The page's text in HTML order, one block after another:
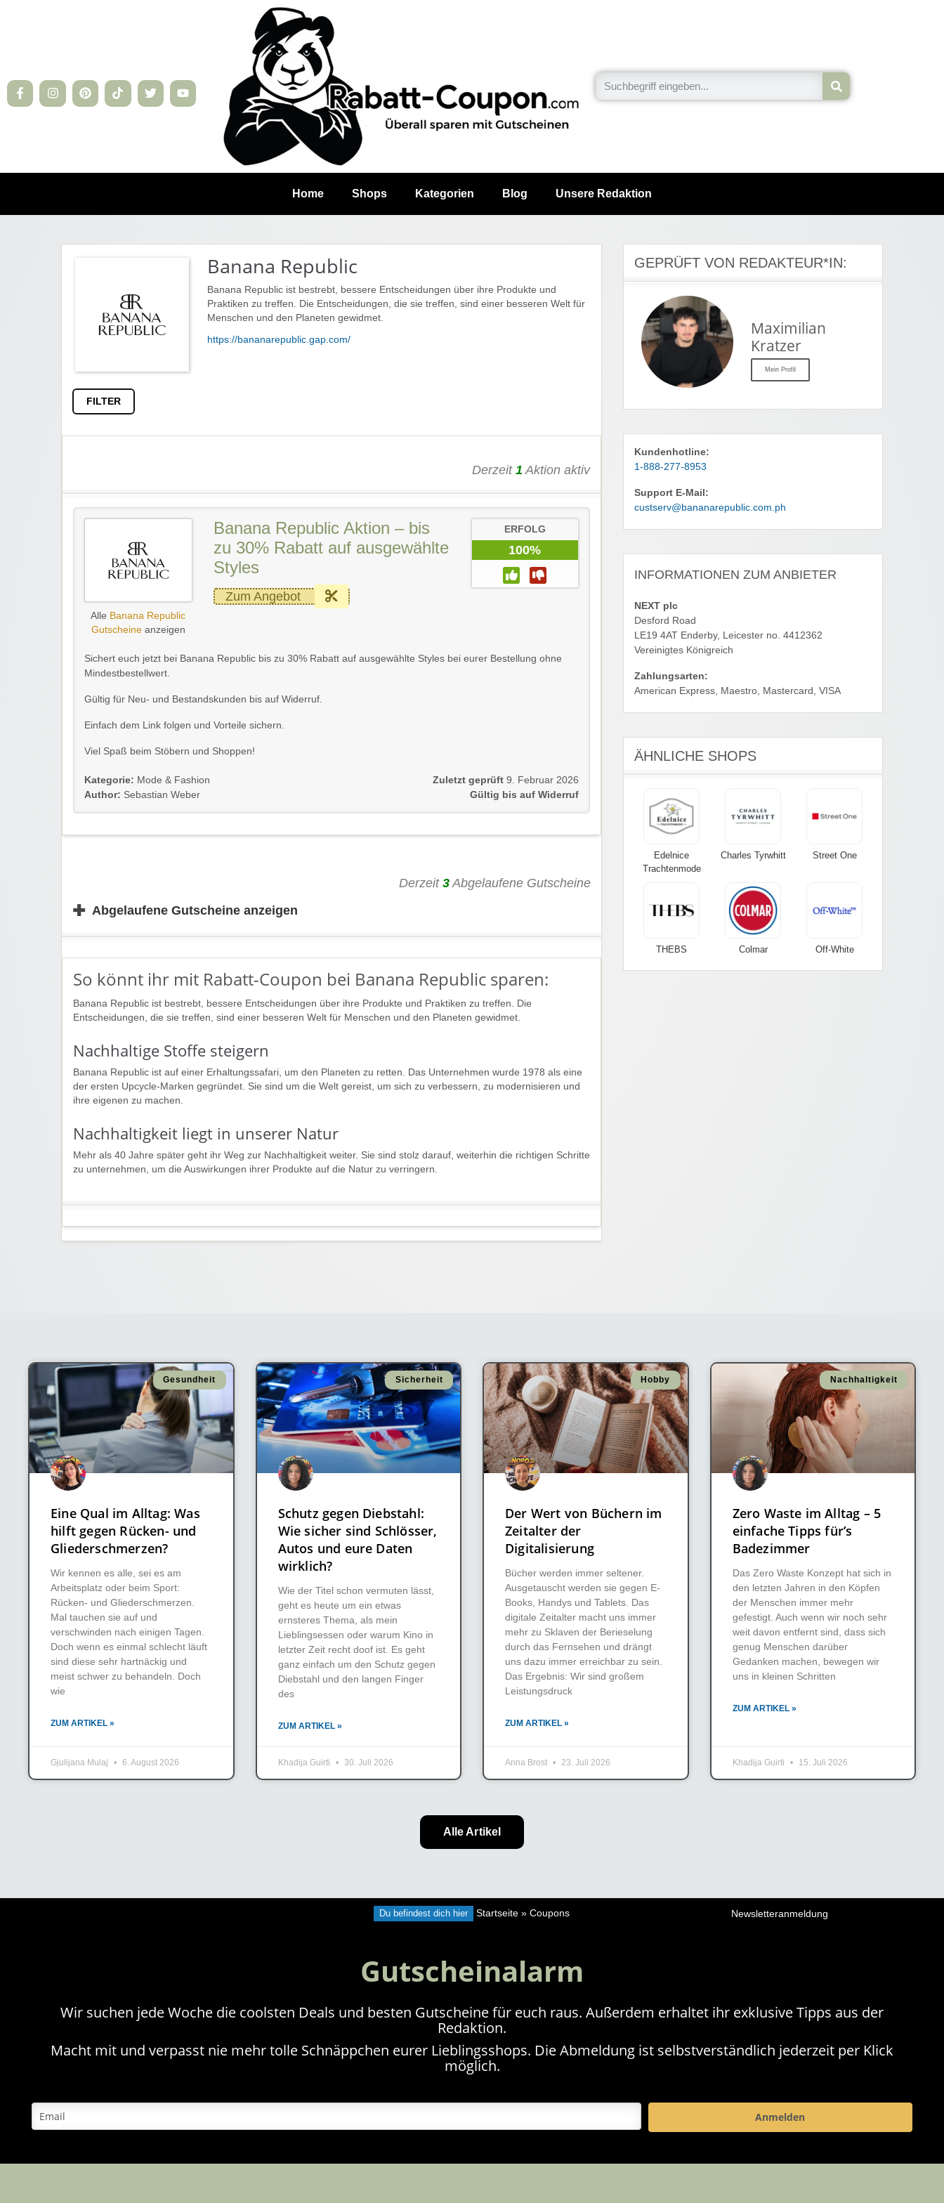
Home Shops Kategorien Blog Unsere Redaktion
Banana Republic
Banana Republic ist bestrebt, bessere Entscheidungen über ihre Produkte und
Praktiken zu treffen. Die Entscheidungen, die sie treffen, sind einer besseren Welt für
Menschen und den Planeten gewidmet.
https://bananarepublic.gap.com/
FILTER
Derzeit 1 Aktion aktiv
Alle Banana Republic
Gutscheineanzeigen
Banana Republic Aktion – bis
zu 30% Rabatt auf ausgewählte
Styles
Zum Angebot
ERFOLG
100%
Sichert euch jetzt bei Banana Republic bis zu 30% Rabatt auf ausgewählte Styles bei eurer Bestellung ohne
Mindestbestellwert.
Gültig für Neu- und Bestandskunden bis auf Widerruf.
Einfach dem Link folgen und Vorteile sichern.
Viel Spaß beim Stöbern und Shoppen!
Kategorie: Mode & Fashion
Author: Sebastian Weber
Zuletzt geprüft 9. Februar 2026
Gültig bis auf Widerruf
Derzeit 3Abgelaufene Gutscheine
✚ Abgelaufene Gutscheine anzeigen
So könnt ihr mit Rabatt-Coupon bei Banana Republic sparen:
Banana Republic ist bestrebt, bessere Entscheidungen über ihre Produkte und Praktiken zu treffen. Die
Entscheidungen, die sie treffen, sind einer besseren Welt für Menschen und den Planeten gewidmet.
Nachhaltige Stoffe steigern
Banana Republic ist auf einer Erhaltungssafari, um den Planeten zu retten. Das Unternehmen wurde 1978 als eine
der ersten Upcycle-Marken gegründet. Sie sind um die Welt gereist, um sich zu verbessern, zu modernisieren und
ihre eigenen zu machen.
Nachhaltigkeit liegt in unserer Natur
Mehr als 40 Jahre später geht ihr Weg zur Nachhaltigkeit weiter. Sie sind stolz darauf, weiterhin die richtigen Schritte
zu unternehmen, um die Auswirkungen ihrer Produkte auf die Natur zu verringern.
GEPRÜFT VON REDAKTEUR*IN:
Maximilian
Kratzer
Mein Profil
Kundenhotline:
1-888-277-8953
Support E-Mail:
custserv@bananarepublic.com.ph
INFORMATIONEN ZUM ANBIETER
NEXT plc
Desford Road
LE19 4AT Enderby, Leicester no. 4412362
Vereinigtes Königreich
Zahlungsarten:
American Express, Maestro, Mastercard, VISA
ÄHNLICHE SHOPS
Edelnice
Trachtenmode
Charles Tyrwhitt Street One
THEBS Colmar Off-White
Gesundheit
Eine Qual im Alltag: Was
hilft gegen Rücken- und
Gliederschmerzen?
Wir kennen es alle, sei es am
Arbeitsplatz oder beim Sport:
Rücken- und Gliederschmerzen.
Mal tauchen sie auf und
verschwinden nach einigen Tagen.
Doch wenn es einmal schlecht läuft
sind diese sehr hartnäckig und
meist schwer zu behandeln. Doch
wie
ZUM ARTIKEL »
Gjulijana Mulaj 6. August 2026
Sicherheit
Schutz gegen Diebstahl:
Wie sicher sind Schlösser,
Autos und eure Daten
wirklich?
Wie der Titel schon vermuten lässt,
geht es heute um ein etwas
ernsteres Thema, als mein
Lieblingsessen oder warum Kino in
letzter Zeit recht doof ist. Es geht
ganz einfach um den Schutz gegen
Diebstahl und den langen Finger
des
ZUM ARTIKEL »
Khadija Guirti 30. Juli 2026
Hobby
Der Wert von Büchern im
Zeitalter der
Digitalisierung
Bücher werden immer seltener.
Ausgetauscht werden sie gegen E-
Books, Handys und Tablets. Das
digitale Zeitalter macht uns immer
mehr zu Sklaven der Berieselung
durch das Fernsehen und drängt
uns dazu immer erreichbar zu sein.
Das Ergebnis: Wir sind großem
Leistungsdruck
ZUM ARTIKEL »
Anna Brost 23. Juli 2026
Nachhaltigkeit
Zero Waste im Alltag – 5
einfache Tipps für’s
Badezimmer
Das Zero Waste Konzept hat sich in
den letzten Jahren in den Köpfen
der Menschen immer mehr
gefestigt. Auch wenn wir noch sehr
weit davon entfernt sind, dass sich
genug Menschen darüber
Gedanken machen, bewegen wir
uns in kleinen Schritten
ZUM ARTIKEL »
Khadija Guirti 15. Juli 2026
Alle Artikel
Du befindest dich hier Startseite »Coupons Newsletteranmeldung
Gutscheinalarm
Wir suchen jede Woche die coolsten Deals und besten Gutscheine für euch raus. Außerdem erhaltet ihr exklusive Tipps aus der
Redaktion.
Macht mit und verpasst nie mehr tolle Schnäppchen eurer Lieblingsshops. Die Abmeldung ist selbstverständlich jederzeit per Klick
möglich.
Anmelden